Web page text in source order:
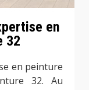
en
32
en peinture
32. Au